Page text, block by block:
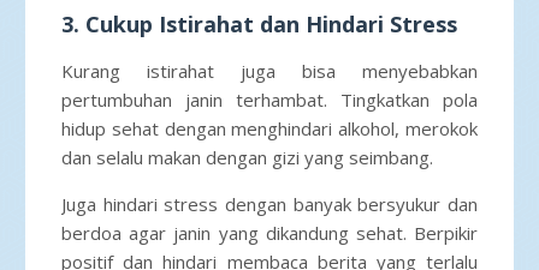
3. Cukup Istirahat dan Hindari Stress
Kurang istirahat juga bisa menyebabkan
pertumbuhan janin terhambat. Tingkatkan pola
hidup sehat dengan menghindari alkohol, merokok
dan selalu makan dengan gizi yang seimbang.
Juga hindari stress dengan banyak bersyukur dan
berdoa agar janin yang dikandung sehat. Berpikir
positif dan hindari membaca berita yang terlalu